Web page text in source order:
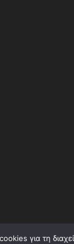
για τη